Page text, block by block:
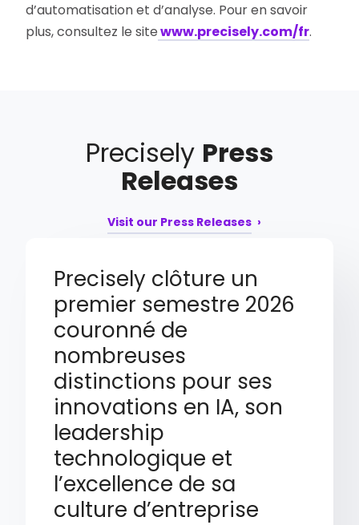
d’automatisation et d’analyse. Pour en savoir
plus, consultez le sitewww.precisely.com/fr.
Precisely Press
Releases
Visit our Press Releases
Precisely clôture un
premier semestre 2026
couronné de
nombreuses
distinctions pour ses
innovations en IA, son
leadership
technologique et
l’excellence de sa
culture d’entreprise